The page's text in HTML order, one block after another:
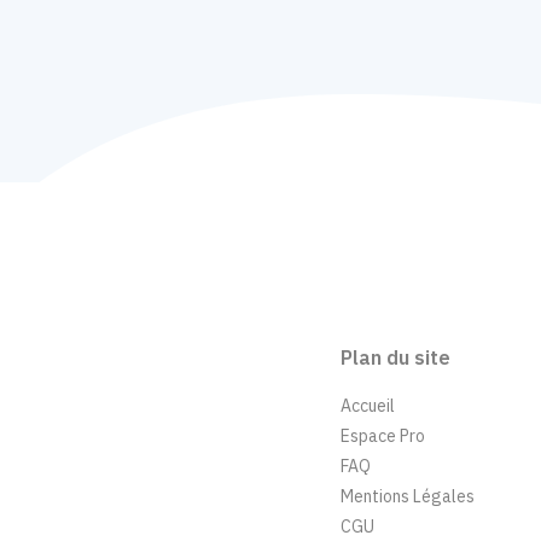
Plan du site
Accueil
Espace Pro
FAQ
Mentions Légales
CGU